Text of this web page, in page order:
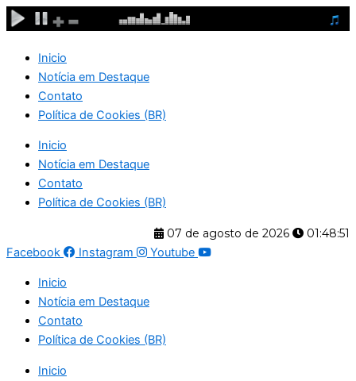
Ir
para
conteúdo
Inicio
Notícia em Destaque
Contato
Política de Cookies (BR)
Inicio
Notícia em Destaque
Contato
Política de Cookies (BR)
07 de agosto de 2026
01:48:51
Facebook
Instagram Youtube
Inicio
Notícia em Destaque
Contato
Política de Cookies (BR)
Inicio